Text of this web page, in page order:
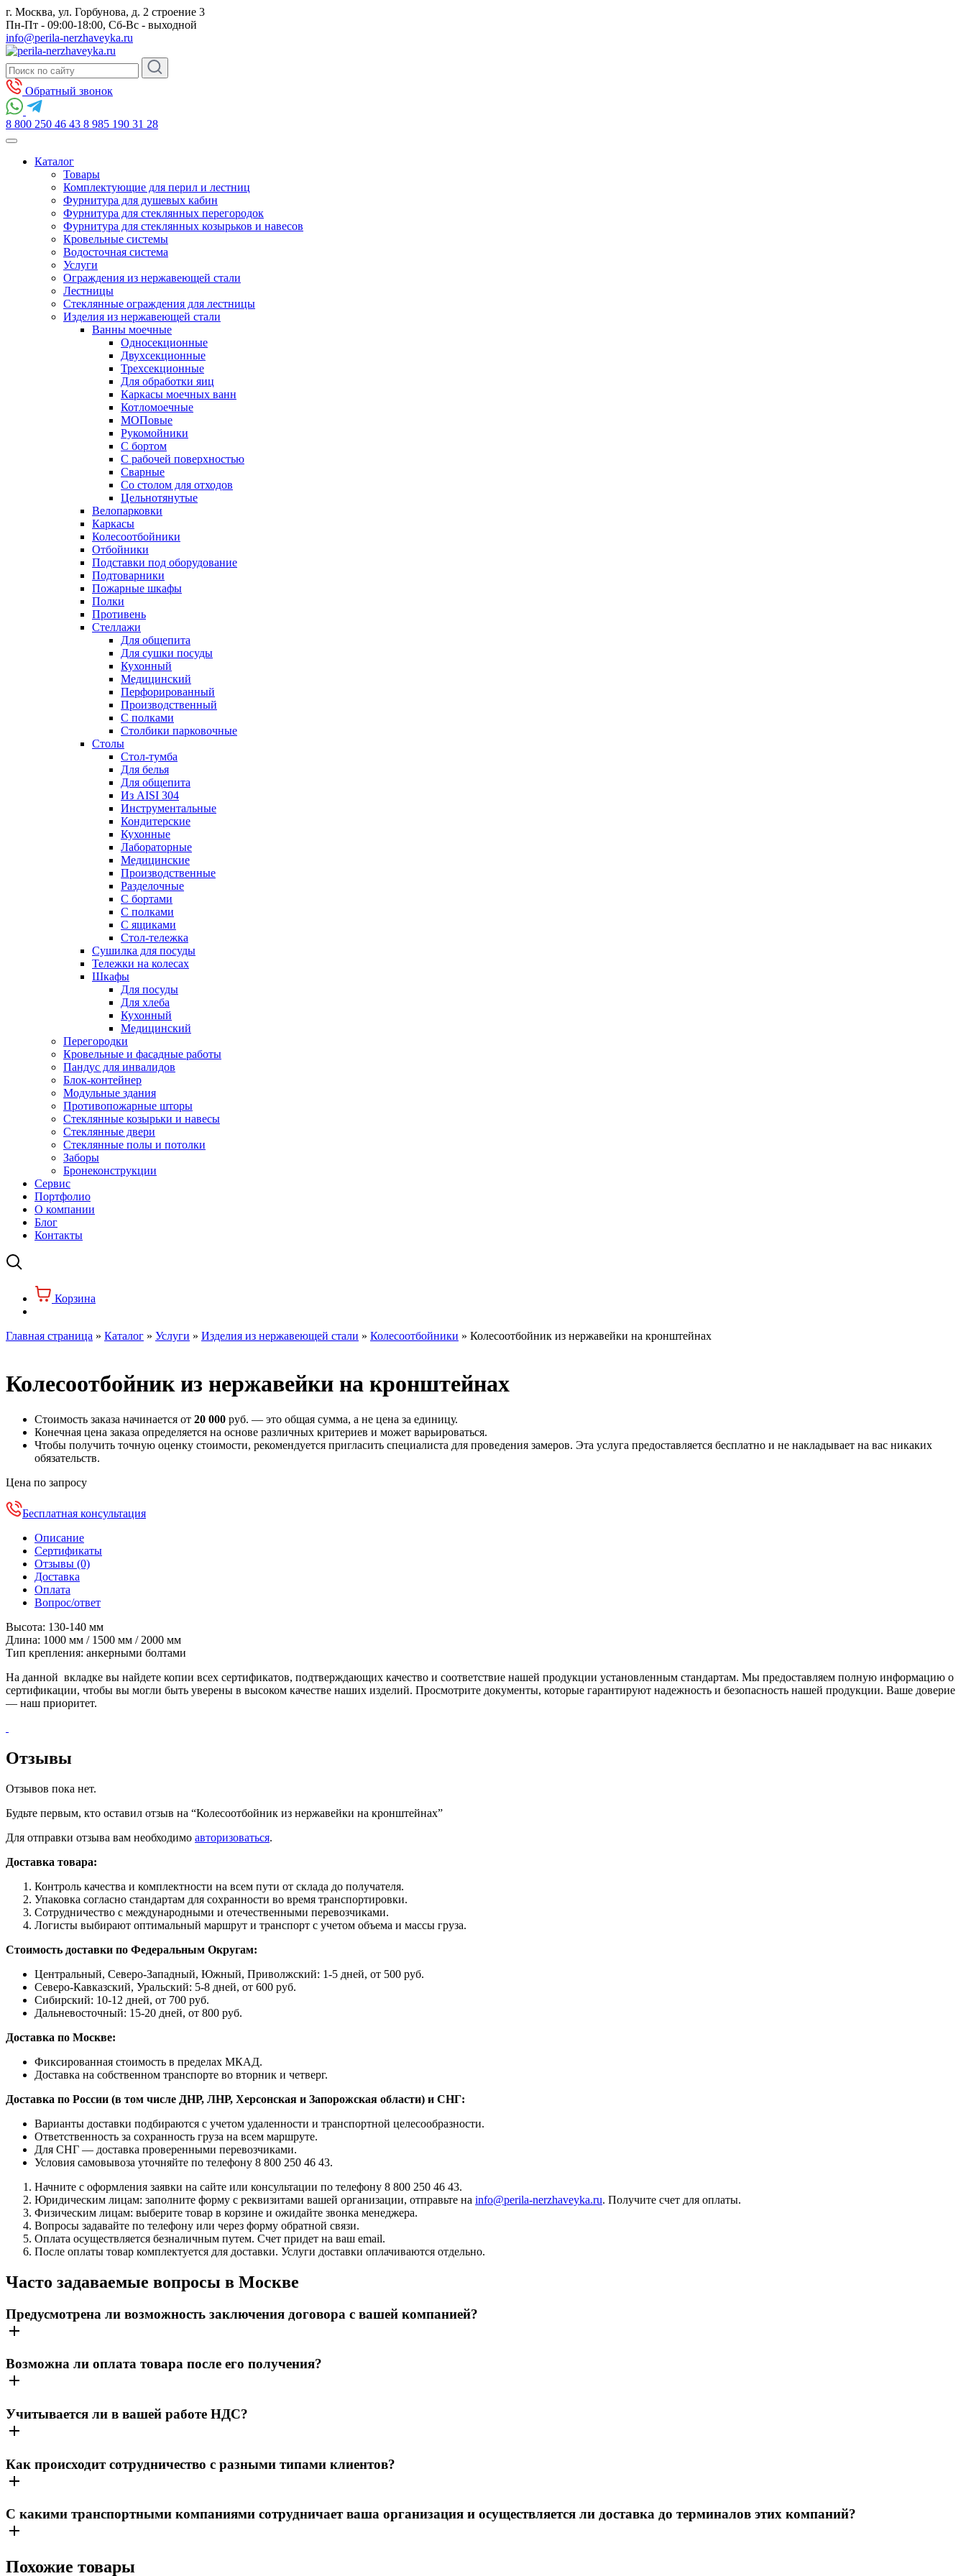
г. Москва, ул. Горбунова, д. 2 строение 3
Пн-Пт - 09:00-18:00, Сб-Вс - выходной
info@perila-nerzhaveyka.ru
Обратный звонок
8 800 250 46 43 8 985 190 31 28
Каталог
Товары
Комплектующие для перил и лестниц
Фурнитура для душевых кабин
Фурнитура для стеклянных перегородок
Фурнитура для стеклянных козырьков и навесов
Кровельные системы
Водосточная система
Услуги
Ограждения из нержавеющей стали
Лестницы
Стеклянные ограждения для лестницы
Изделия из нержавеющей стали
Ванны моечные
Односекционные
Двухсекционные
Трехсекционные
Для обработки яиц
Каркасы моечных ванн
Котломоечные
МОПовые
Рукомойники
С бортом
С рабочей поверхностью
Сварные
Со столом для отходов
Цельнотянутые
Велопарковки
Каркасы
Колесоотбойники
Отбойники
Подставки под оборудование
Подтоварники
Пожарные шкафы
Полки
Противень
Стеллажи
Для общепита
Для сушки посуды
Кухонный
Медицинский
Перфорированный
Производственный
С полками
Столбики парковочные
Столы
Cтол-тумба
Для белья
Для общепита
Из AISI 304
Инструментальные
Кондитерские
Кухонные
Лабораторные
Медицинские
Производственные
Разделочные
С бортами
С полками
С ящиками
Стол-тележка
Сушилка для посуды
Тележки на колесах
Шкафы
Для посуды
Для хлеба
Кухонный
Медицинский
Перегородки
Кровельные и фасадные работы
Пандус для инвалидов
Блок-контейнер
Модульные здания
Противопожарные шторы
Стеклянные козырьки и навесы
Стеклянные двери
Стеклянные полы и потолки
Заборы
Бронеконструкции
Сервис
Портфолио
О компании
Блог
Контакты
Корзина
Главная страница » Каталог » Услуги » Изделия из нержавеющей стали » Колесоотбойники » Колесоотбойник из нержавейки на кронштейнах
Колесоотбойник из нержавейки на кронштейнах
Стоимость заказа начинается от 20 000 руб. — это общая сумма, а не цена за единицу.
Конечная цена заказа определяется на основе различных критериев и может варьироваться.
Чтобы получить точную оценку стоимости, рекомендуется пригласить специалиста для проведения замеров. Эта услуга предоставляется бесплатно и не накладывает на вас никаких
обязательств.
Цена по запросу
Бесплатная консультация
Описание
Сертификаты
Отзывы (0)
Доставка
Оплата
Вопрос/ответ
Высота: 130-140 мм
Длина: 1000 мм / 1500 мм / 2000 мм
Тип крепления: анкерными болтами
На данной вкладке вы найдете копии всех сертификатов, подтверждающих качество и соответствие нашей продукции установленным стандартам. Мы предоставляем полную информацию о
сертификации, чтобы вы могли быть уверены в высоком качестве наших изделий. Просмотрите документы, которые гарантируют надежность и безопасность нашей продукции. Ваше доверие
— наш приоритет.
Отзывы
Отзывов пока нет.
Будьте первым, кто оставил отзыв на “Колесоотбойник из нержавейки на кронштейнах”
Для отправки отзыва вам необходимо авторизоваться.
Доставка товара:
Контроль качества и комплектности на всем пути от склада до получателя.
Упаковка согласно стандартам для сохранности во время транспортировки.
Сотрудничество с международными и отечественными перевозчиками.
Логисты выбирают оптимальный маршрут и транспорт с учетом объема и массы груза.
Стоимость доставки по Федеральным Округам:
Центральный, Северо-Западный, Южный, Приволжский: 1-5 дней, от 500 руб.
Северо-Кавказский, Уральский: 5-8 дней, от 600 руб.
Сибирский: 10-12 дней, от 700 руб.
Дальневосточный: 15-20 дней, от 800 руб.
Доставка по Москве:
Фиксированная стоимость в пределах МКАД.
Доставка на собственном транспорте во вторник и четверг.
Доставка по России (в том числе ДНР, ЛНР, Херсонская и Запорожская области) и СНГ:
Варианты доставки подбираются с учетом удаленности и транспортной целесообразности.
Ответственность за сохранность груза на всем маршруте.
Для СНГ — доставка проверенными перевозчиками.
Условия самовывоза уточняйте по телефону 8 800 250 46 43.
Начните с оформления заявки на сайте или консультации по телефону 8 800 250 46 43.
Юридическим лицам: заполните форму с реквизитами вашей организации, отправьте на info@perila-nerzhaveyka.ru. Получите счет для оплаты.
Физическим лицам: выберите товар в корзине и ожидайте звонка менеджера.
Вопросы задавайте по телефону или через форму обратной связи.
Оплата осуществляется безналичным путем. Счет придет на ваш email.
После оплаты товар комплектуется для доставки. Услуги доставки оплачиваются отдельно.
Часто задаваемые вопросы в Москве
Предусмотрена ли возможность заключения договора с вашей компанией?
Возможна ли оплата товара после его получения?
Учитывается ли в вашей работе НДС?
Как происходит сотрудничество с разными типами клиентов?
С какими транспортными компаниями сотрудничает ваша организация и осуществляется ли доставка до терминалов этих компаний?
Похожие товары